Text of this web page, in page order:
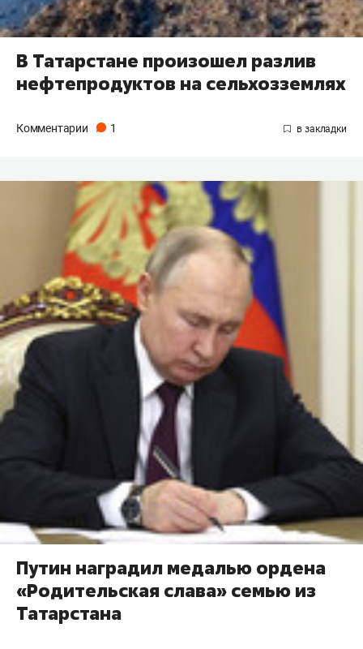
В Татарстане произошел разлив
нефтепродуктов на сельхозземлях
Комментарии 1
Путин наградил медалью ордена
«Родительская слава» семью из
Татарстана